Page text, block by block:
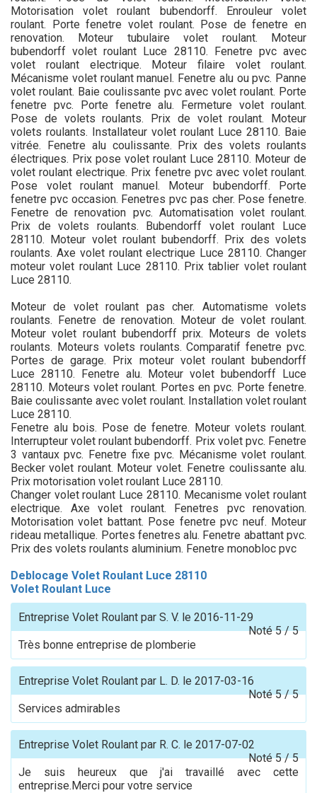
Motorisation volet roulant bubendorff. Enrouleur volet
roulant. Porte fenetre volet roulant. Pose de fenetre en
renovation. Moteur tubulaire volet roulant. Moteur
bubendorff volet roulant Luce 28110. Fenetre pvc avec
volet roulant electrique. Moteur filaire volet roulant.
Mécanisme volet roulant manuel. Fenetre alu ou pvc. Panne
volet roulant. Baie coulissante pvc avec volet roulant. Porte
fenetre pvc. Porte fenetre alu. Fermeture volet roulant.
Pose de volets roulants. Prix de volet roulant. Moteur
volets roulants. Installateur volet roulant Luce 28110. Baie
vitrée. Fenetre alu coulissante. Prix des volets roulants
électriques. Prix pose volet roulant Luce 28110. Moteur de
volet roulant electrique. Prix fenetre pvc avec volet roulant.
Pose volet roulant manuel. Moteur bubendorff. Porte
fenetre pvc occasion. Fenetres pvc pas cher. Pose fenetre.
Fenetre de renovation pvc. Automatisation volet roulant.
Prix de volets roulants. Bubendorff volet roulant Luce
28110. Moteur volet roulant bubendorff. Prix des volets
roulants. Axe volet roulant electrique Luce 28110. Changer
moteur volet roulant Luce 28110. Prix tablier volet roulant
Luce 28110.
Moteur de volet roulant pas cher. Automatisme volets
roulants. Fenetre de renovation. Moteur de volet roulant.
Moteur volet roulant bubendorff prix. Moteurs de volets
roulants. Moteurs volets roulants. Comparatif fenetre pvc.
Portes de garage. Prix moteur volet roulant bubendorff
Luce 28110. Fenetre alu. Moteur volet bubendorff Luce
28110. Moteurs volet roulant. Portes en pvc. Porte fenetre.
Baie coulissante avec volet roulant. Installation volet roulant
Luce 28110.
Fenetre alu bois. Pose de fenetre. Moteur volets roulant.
Interrupteur volet roulant bubendorff. Prix volet pvc. Fenetre
3 vantaux pvc. Fenetre fixe pvc. Mécanisme volet roulant.
Becker volet roulant. Moteur volet. Fenetre coulissante alu.
Prix motorisation volet roulant Luce 28110.
Changer volet roulant Luce 28110. Mecanisme volet roulant
electrique. Axe volet roulant. Fenetres pvc renovation.
Motorisation volet battant. Pose fenetre pvc neuf. Moteur
rideau metallique. Portes fenetres alu. Fenetre abattant pvc.
Prix des volets roulants aluminium. Fenetre monobloc pvc
Deblocage Volet Roulant Luce 28110
Volet Roulant Luce
Entreprise Volet Roulant par S. V. le 2016-11-29
Noté5/5
Très bonne entreprise de plomberie
Entreprise Volet Roulant par L. D. le 2017-03-16
Noté5/5
Services admirables
Entreprise Volet Roulant par R. C. le 2017-07-02
Noté5/5
Je suis heureux que j'ai travaillé avec cette
entreprise.Merci pour votre service